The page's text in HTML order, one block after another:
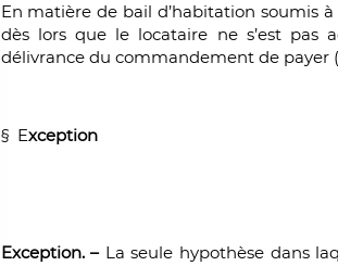
En matière de bail d’habitation soumis
dès lors que le locataire ne s’est
délivrance du commandement de payer
§ Exception
Exception. –La seule hypothèse dans